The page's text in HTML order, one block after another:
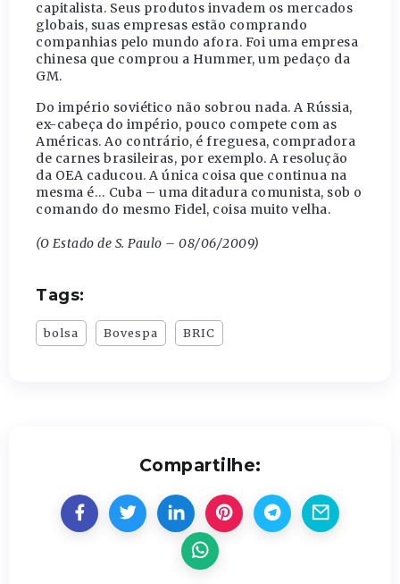
capitalista. Seus produtos invadem os mercados
globais, suas empresas estão comprando
companhias pelo mundo afora. Foi uma empresa
chinesa que comprou a Hummer, um pedaço da
GM.
Do império soviético não sobrou nada. A Rússia,
ex-cabeça do império, pouco compete com as
Américas. Ao contrário, é freguesa, compradora
de carnes brasileiras, por exemplo. A resolução
da OEA caducou. A única coisa que continua na
mesma é… Cuba – uma ditadura comunista, sob o
comando do mesmo Fidel, coisa muito velha.
(O Estado de S. Paulo – 08/06/2009)
Tags:
bolsa Bovespa BRIC
Compartilhe: